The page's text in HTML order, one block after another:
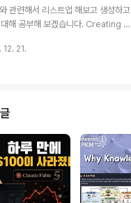
생성할 때 primary key와 컬럼들을
함께 정의한다. 테이블 프로퍼티를
들을 ..
관련해서 리스트업 해보고 생성하고
대해 공부해 보겠습니다. Creating a
를 생성하는 것과 비슷하지
의 keyspace 를 가지고 있다. Repl
별로 컨트롤 된다. 다른 replicatio
른 keyspace에 있어야 한다. 키스
안에서 significant map layer로서
12. 21.